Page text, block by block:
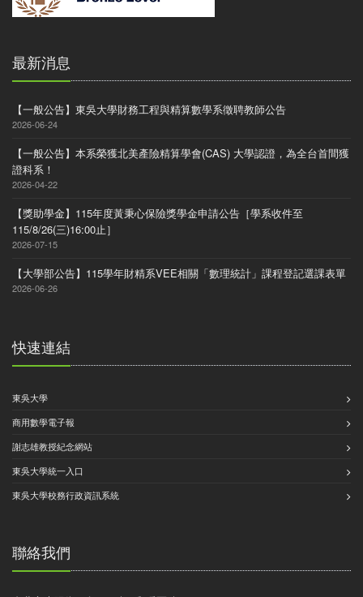
最新消息
【一般公告】東吳大學財務工程與精算數學系徵聘教師公告
2026-06-24
【一般公告】本系榮獲北美產險精算學會(CAS) 大學認證，為全台首間獲
證科系！
2026-04-22
【獎助學金】115年度黃秉心保險獎學金申請公告［學系收件至
115/8/26(三)16:00止］
2026-07-15
【大學部公告】115學年財精系VEE相關「數理統計」課程登記選課表單
2026-06-26
快速連結
東吳大學
商用數學電子報
謝志雄教授紀念網站
東吳大學統一入口
東吳大學校務行政資訊系統
聯絡我們